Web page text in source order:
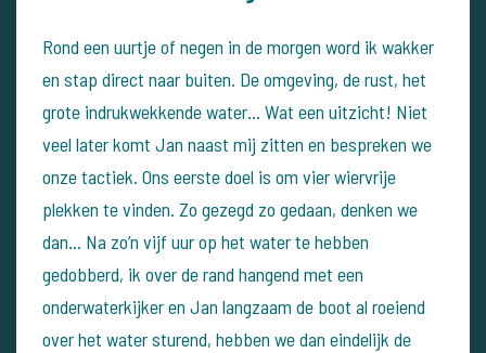
Rond een uurtje of negen in de morgen word ik wakker
en stap direct naar buiten. De omgeving, de rust, het
grote indrukwekkende water… Wat een uitzicht! Niet
veel later komt Jan naast mij zitten en bespreken we
onze tactiek. Ons eerste doel is om vier wiervrije
plekken te vinden. Zo gezegd zo gedaan, denken we
dan… Na zo’n vijf uur op het water te hebben
gedobberd, ik over de rand hangend met een
onderwaterkijker en Jan langzaam de boot al roeiend
over het water sturend, hebben we dan eindelijk de